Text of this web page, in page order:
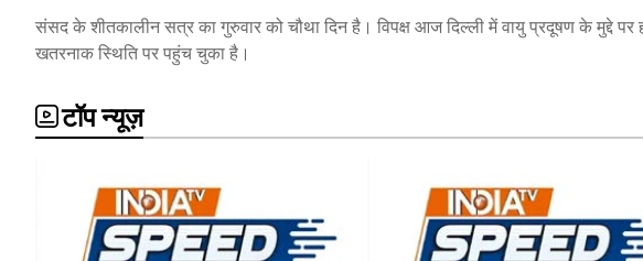
संसद के शीतकालीन सत्र का गुरुवार को चौथा दिन है। विपक्ष आज दिल्ली में वायु प्रदूषण के मुद्दे
खतरनाक स्थिति पर पहुंच चुका है।
टॉप न्यूज़